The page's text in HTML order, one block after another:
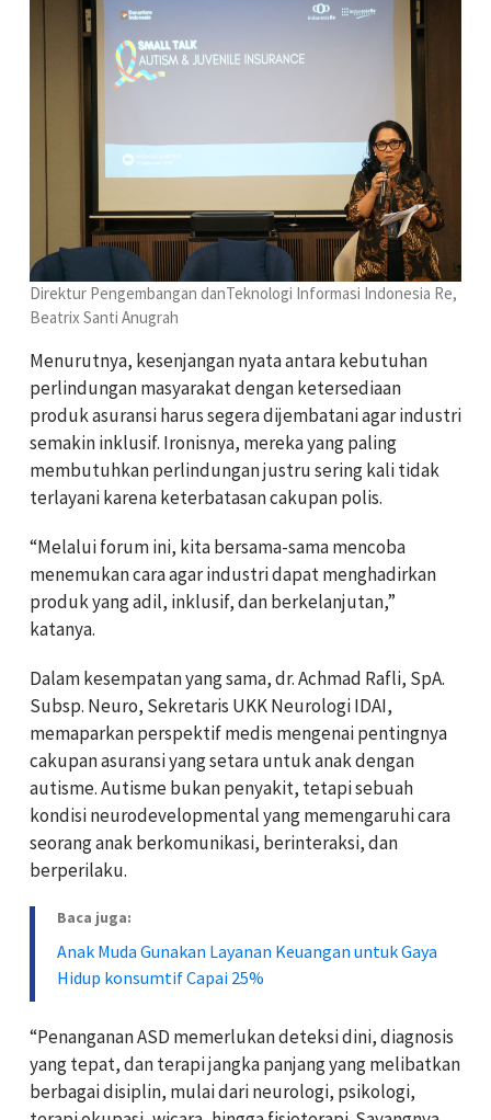
Direktur Pengembangan danTeknologi Informasi Indonesia Re,
Beatrix Santi Anugrah
Menurutnya, kesenjangan nyata antara kebutuhan
perlindungan masyarakat dengan ketersediaan
produk asuransi harus segera dijembatani agar industri
semakin inklusif. Ironisnya, mereka yang paling
membutuhkan perlindungan justru sering kali tidak
terlayani karena keterbatasan cakupan polis.
“Melalui forum ini, kita bersama-sama mencoba
menemukan cara agar industri dapat menghadirkan
produk yang adil, inklusif, dan berkelanjutan,”
katanya.
Dalam kesempatan yang sama, dr. Achmad Rafli, SpA.
Subsp. Neuro, Sekretaris UKK Neurologi IDAI,
memaparkan perspektif medis mengenai pentingnya
cakupan asuransi yang setara untuk anak dengan
autisme. Autisme bukan penyakit, tetapi sebuah
kondisi neurodevelopmental yang memengaruhi cara
seorang anak berkomunikasi, berinteraksi, dan
berperilaku.
Baca juga:
Anak Muda Gunakan Layanan Keuangan untuk Gaya
Hidup konsumtif Capai 25%
“Penanganan ASD memerlukan deteksi dini, diagnosis
yang tepat, dan terapi jangka panjang yang melibatkan
berbagai disiplin, mulai dari neurologi, psikologi,